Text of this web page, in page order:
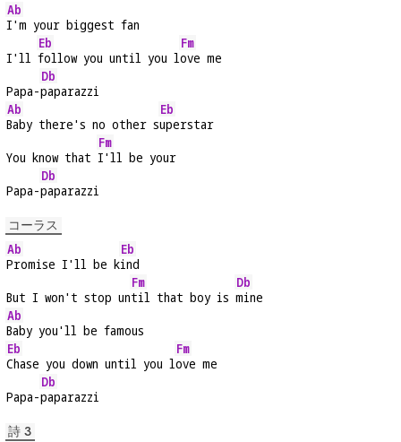
Ab
I'm your biggest fan
I'll
Eb
follow you until you l
Fm
ove me
Papa-
Db
paparazzi
Ab
Baby there's no other s
Eb
uperstar
You know that
Fm
I'll be your
Papa-
Db
paparazzi
コーラス
Ab
Promise I'll be k
Eb
ind
But I won't stop un
Fm
til that boy is
Db
mine
Ab
Baby you'll be famous
Eb
Chase you down until you l
Fm
ove me
Papa-
Db
paparazzi
詩 3